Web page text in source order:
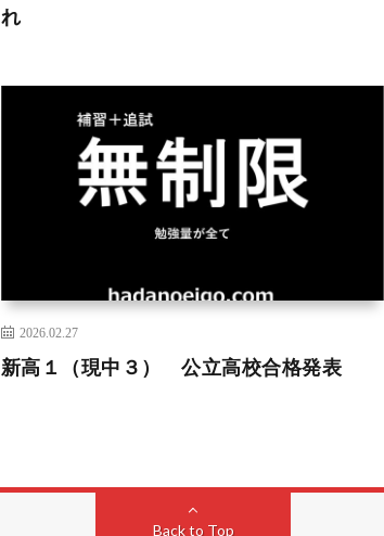
れ
2026.02.27
新高１（現中３） 公立高校合格発表
Back to Top